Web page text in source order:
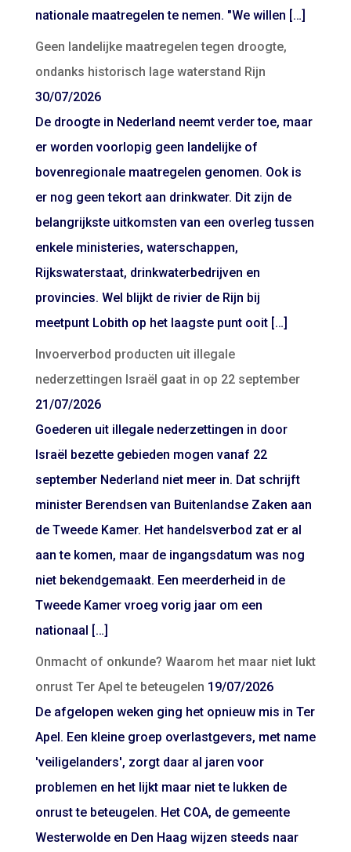
nationale maatregelen te nemen. "We willen […]
Geen landelijke maatregelen tegen droogte,
ondanks historisch lage waterstand Rijn
30/07/2026
De droogte in Nederland neemt verder toe, maar
er worden voorlopig geen landelijke of
bovenregionale maatregelen genomen. Ook is
er nog geen tekort aan drinkwater. Dit zijn de
belangrijkste uitkomsten van een overleg tussen
enkele ministeries, waterschappen,
Rijkswaterstaat, drinkwaterbedrijven en
provincies. Wel blijkt de rivier de Rijn bij
meetpunt Lobith op het laagste punt ooit […]
Invoerverbod producten uit illegale
nederzettingen Israël gaat in op 22 september
21/07/2026
Goederen uit illegale nederzettingen in door
Israël bezette gebieden mogen vanaf 22
september Nederland niet meer in. Dat schrijft
minister Berendsen van Buitenlandse Zaken aan
de Tweede Kamer. Het handelsverbod zat er al
aan te komen, maar de ingangsdatum was nog
niet bekendgemaakt. Een meerderheid in de
Tweede Kamer vroeg vorig jaar om een
nationaal […]
Onmacht of onkunde? Waarom het maar niet lukt
onrust Ter Apel te beteugelen 19/07/2026
De afgelopen weken ging het opnieuw mis in Ter
Apel. Een kleine groep overlastgevers, met name
'veiligelanders', zorgt daar al jaren voor
problemen en het lijkt maar niet te lukken de
onrust te beteugelen. Het COA, de gemeente
Westerwolde en Den Haag wijzen steeds naar